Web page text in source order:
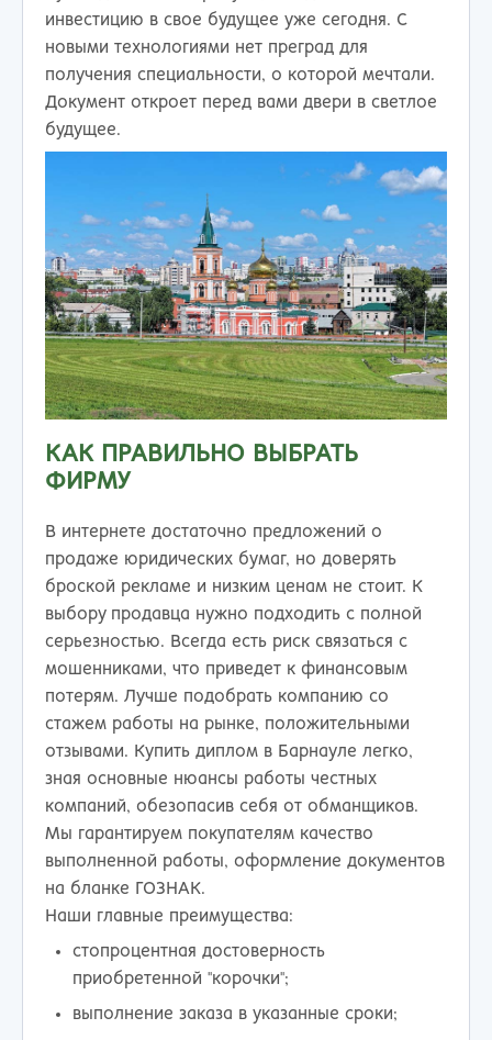
инвестицию в свое будущее уже сегодня. С
новыми технологиями нет преград для
получения специальности, о которой мечтали.
Документ откроет перед вами двери в светлое
будущее.
КАК ПРАВИЛЬНО ВЫБРАТЬ
ФИРМУ
В интернете достаточно предложений о
продаже юридических бумаг, но доверять
броской рекламе и низким ценам не стоит. К
выбору продавца нужно подходить с полной
серьезностью. Всегда есть риск связаться с
мошенниками, что приведет к финансовым
потерям. Лучше подобрать компанию со
стажем работы на рынке, положительными
отзывами. Купить диплом в Барнауле легко,
зная основные нюансы работы честных
компаний, обезопасив себя от обманщиков.
Мы гарантируем покупателям качество
выполненной работы, оформление документов
на бланке ГОЗНАК.
Наши главные преимущества:
стопроцентная достоверность
приобретенной "корочки";
выполнение заказа в указанные сроки;